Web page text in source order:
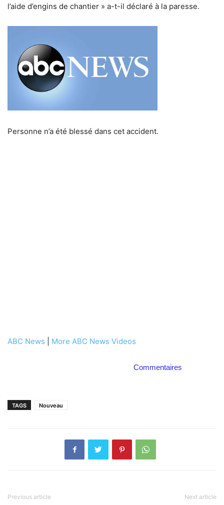
l’aide d’engins de chantier » a-t-il déclaré à la paresse.
Personne n’a été blessé dans cet accident.
ABC News More ABC News Videos
Commentaires
TAGS Nouveau
Previous article Next article